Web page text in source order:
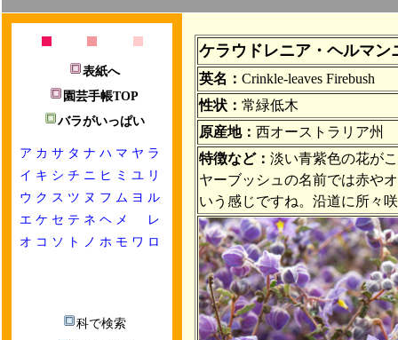
表紙へ
園芸手帳TOP
バラがいっぱい
ア カ サ タ ナ ハ マ ヤ ラ
イ キ シ チ ニ ヒ ミ ユ リ
ウ ク ス ツ ヌ フ ム ヨ ル
エ ケ セ テ ネ ヘ メ
レ
オ コ ソ ト ノ ホ モ ワ ロ
科で検索
ケラウドレニア・ヘルマン
英名： Crinkle-leaves Firebush
性状： 常緑低木
原産地： 西オーストラリア州
特徴など： 淡い青紫色の花が
ヤーブッシュの名前では赤や
いう感じですね。沿道に所々